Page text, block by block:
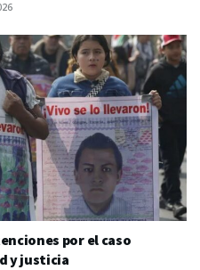
por el caso
y justicia